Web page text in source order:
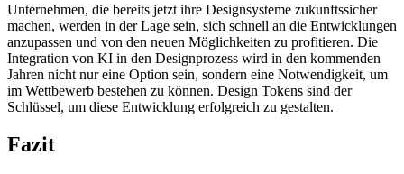
Unternehmen, die bereits jetzt ihre Designsysteme zukunftssicher
machen, werden in der Lage sein, sich schnell an die Entwicklungen
anzupassen und von den neuen Möglichkeiten zu profitieren. Die
Integration von KI in den Designprozess wird in den kommenden
Jahren nicht nur eine Option sein, sondern eine Notwendigkeit, um
im Wettbewerb bestehen zu können. Design Tokens sind der
Schlüssel, um diese Entwicklung erfolgreich zu gestalten.
Fazit